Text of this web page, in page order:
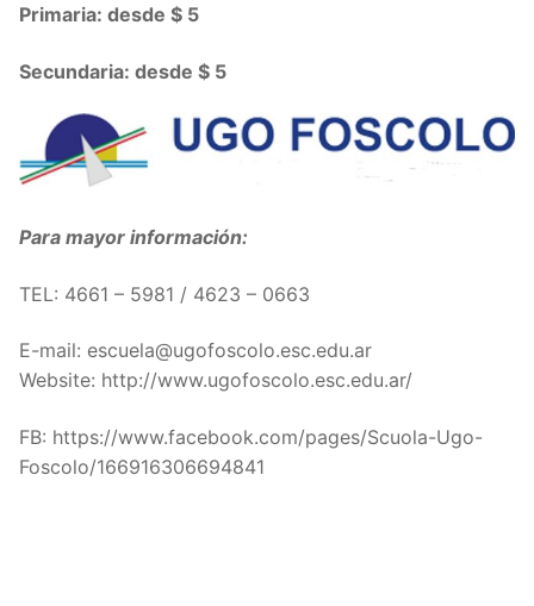
Primaria: desde $ 5
Secundaria: desde $ 5
Para mayor información:
TEL: 4661 – 5981 / 4623 – 0663
E-mail: escuela@ugofoscolo.esc.edu.ar
Website: http://www.ugofoscolo.esc.edu.ar/
FB: https://www.facebook.com/pages/Scuola-Ugo-
Foscolo/166916306694841